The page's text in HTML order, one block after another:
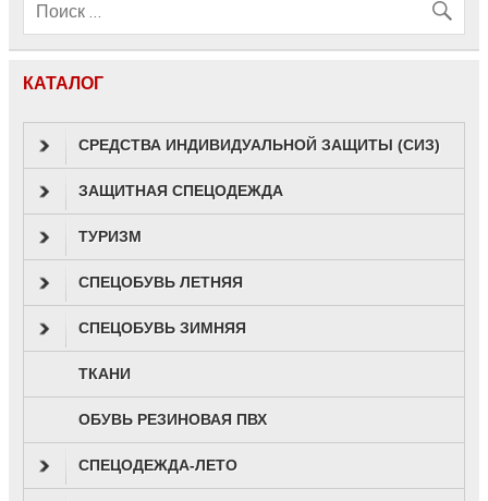
КАТАЛОГ
СРЕДСТВА ИНДИВИДУАЛЬНОЙ ЗАЩИТЫ (СИЗ)
ЗАЩИТНАЯ СПЕЦОДЕЖДА
ТУРИЗМ
СПЕЦОБУВЬ ЛЕТНЯЯ
СПЕЦОБУВЬ ЗИМНЯЯ
ТКАНИ
ОБУВЬ РЕЗИНОВАЯ ПВХ
СПЕЦОДЕЖДА-ЛЕТО